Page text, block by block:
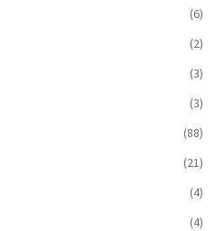
(6)
(2)
(3)
(3)
(88)
(21)
(4)
(4)